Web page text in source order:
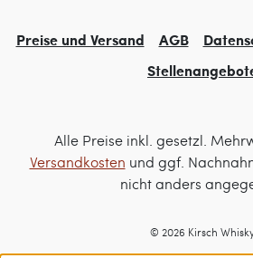
Preise und Versand AGB
Alle Preise inkl. gesetzl.
Versandkosten und ggf.
nicht anders
© 2026 Kirsch